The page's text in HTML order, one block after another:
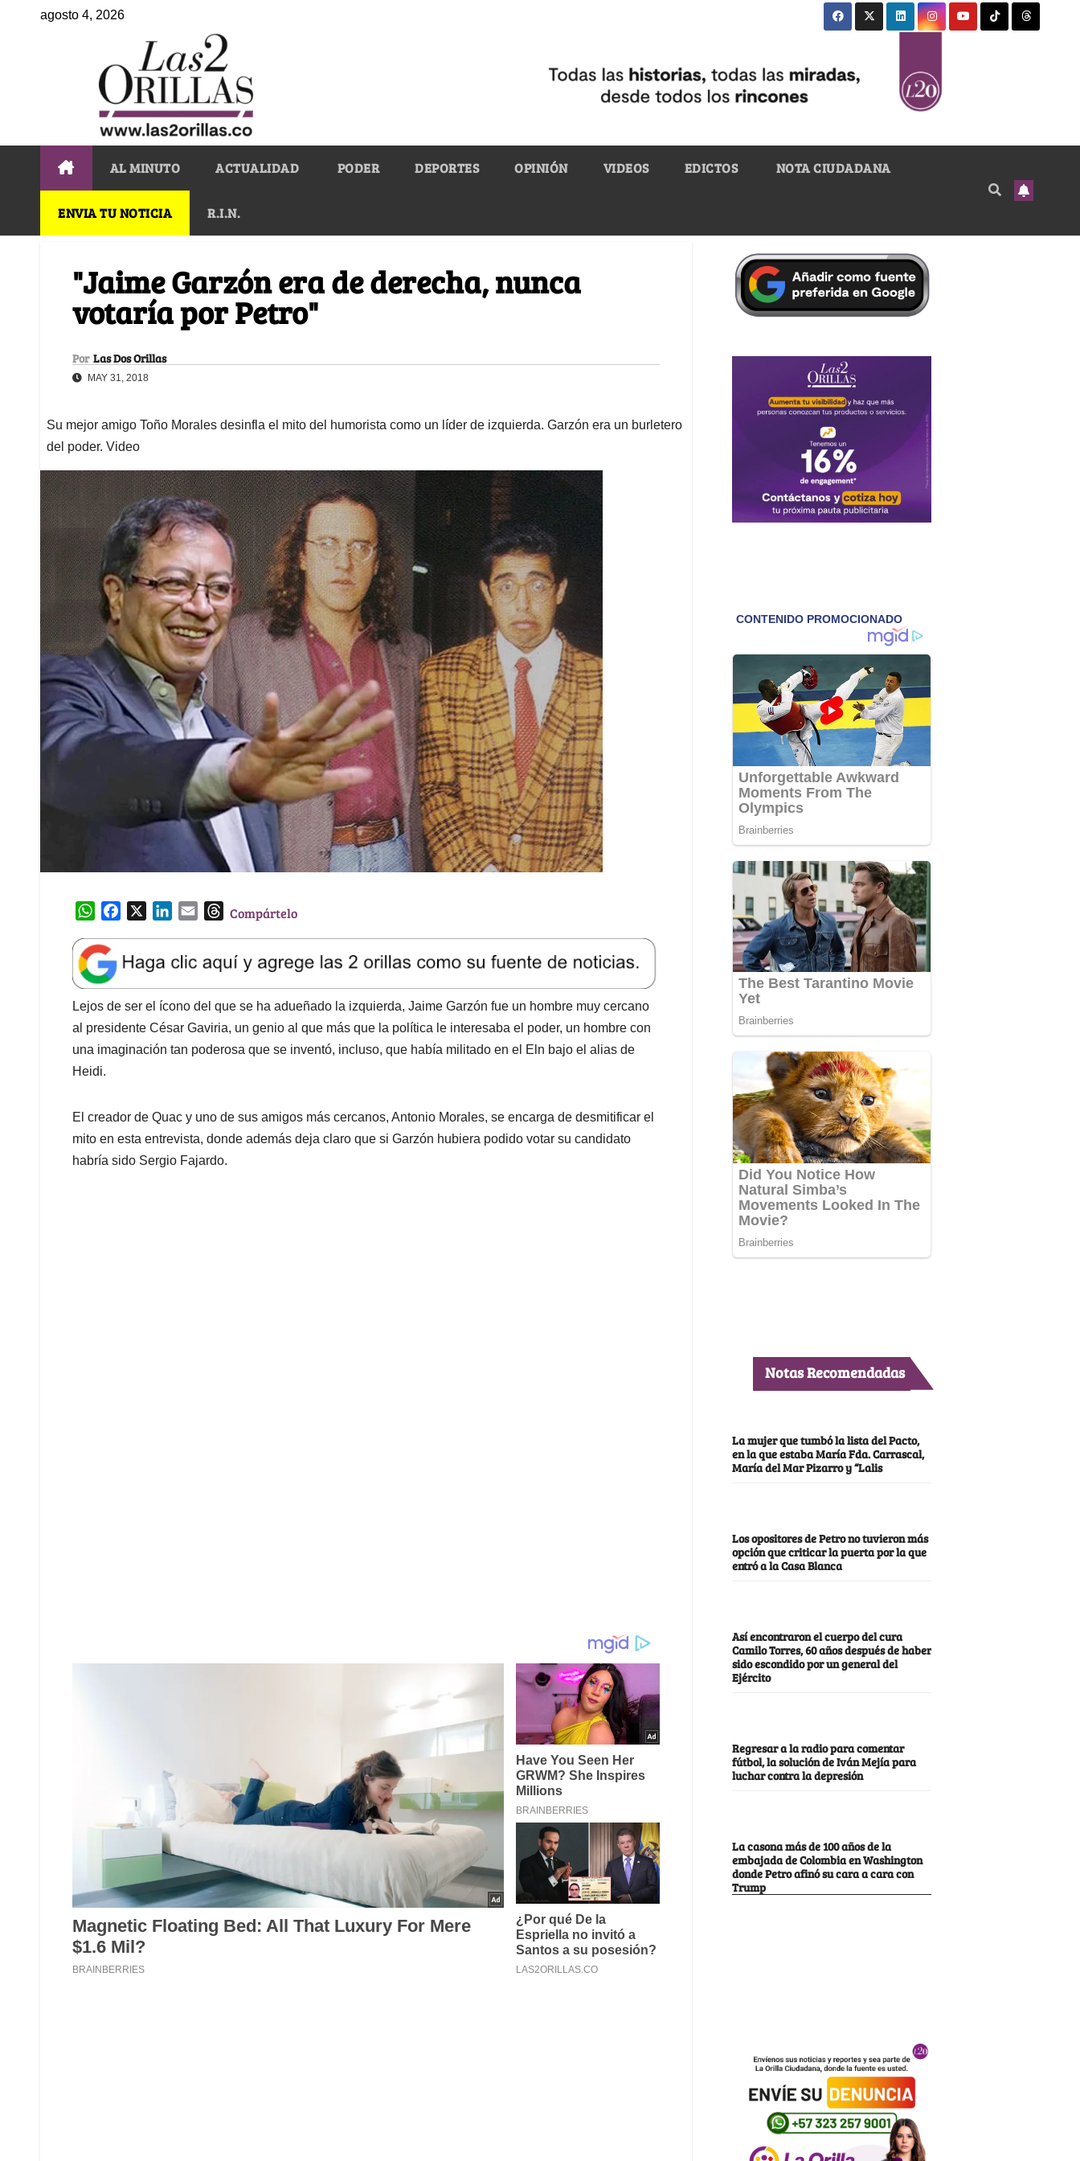
agosto 4, 2026
AL MINUTO ACTUALIDAD PODER DEPORTES OPINIÓN VIDEOS EDICTOS NOTA CIUDADANA
ENVIA TU NOTICIA R.I.N.
"Jaime Garzón era de derecha, nunca
votaría por Petro"
Por Las Dos Orillas
MAY 31, 2018
Su mejor amigo Toño Morales desinfla el mito del humorista como un líder de izquierda. Garzón era un burletero
del poder. Video
W
a
t
s
A
p
p
e
b
o
o
k
k
e
d
I
n
l
T
e
a
d
s
Compártelo
Lejos de ser el ícono del que se ha adueñado la izquierda, Jaime Garzón fue un hombre muy cercano
al presidente César Gaviria, un genio al que más que la política le interesaba el poder, un hombre con
una imaginación tan poderosa que se inventó, incluso, que había militado en el Eln bajo el alias de
Heidi.
El creador de Quac y uno de sus amigos más cercanos, Antonio Morales, se encarga de desmitificar el
mito en esta entrevista, donde además deja claro que si Garzón hubiera podido votar su candidato
habría sido Sergio Fajardo.
Notas Recomendadas
La mujer que tumbó la lista del Pacto,
en la que estaba María Fda. Carrascal,
María del Mar Pizarro y “Lalis
Los opositores de Petro no tuvieron más
opción que criticar la puerta por la que
entró a la Casa Blanca
Así encontraron el cuerpo del cura
Camilo Torres, 60 años después de haber
sido escondido por un general del
Ejército
Regresar a la radio para comentar
fútbol, la solución de Iván Mejía para
luchar contra la depresión
La casona más de 100 años de la
embajada de Colombia en Washington
donde Petro afinó su cara a cara con
Trump